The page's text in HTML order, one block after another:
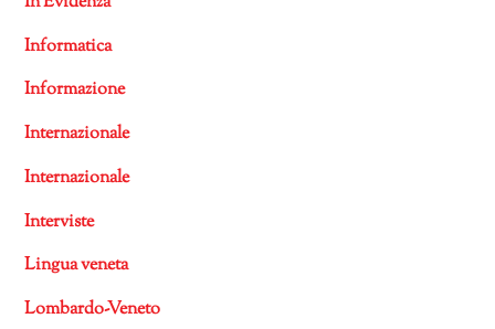
Informatica
Informazione
Internazionale
Internazionale
Interviste
Lingua veneta
Lombardo-Veneto